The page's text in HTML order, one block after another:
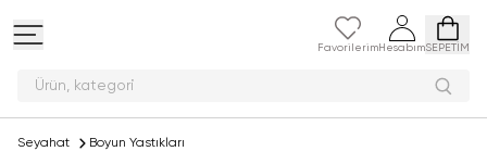
Favorilerim HesabımSEPETİM
Ürün, k
Seyahat Boyun Yastıkları